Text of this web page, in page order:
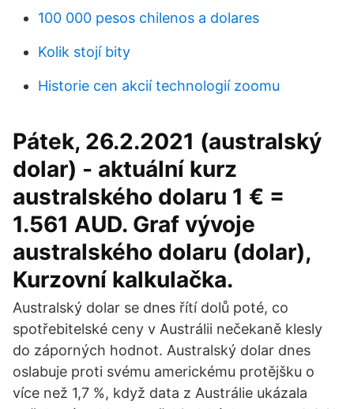
100 000 pesos chilenos a dolares
Kolik stojí bity
Historie cen akcií technologií zoomu
Pátek, 26.2.2021 (australský
dolar) - aktuální kurz
australského dolaru 1 € =
1.561 AUD. Graf vývoje
australského dolaru (dolar),
Kurzovní kalkulačka.
Australský dolar se dnes řítí dolů poté, co
spotřebitelské ceny v Austrálii nečekaně klesly
do záporných hodnot. Australský dolar dnes
oslabuje proti svému americkému protějšku o
více než 1,7 %, když data z Austrálie ukázala